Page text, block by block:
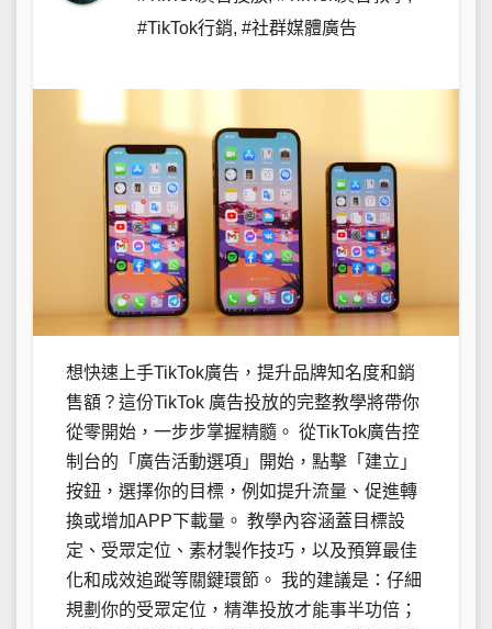
#TikTok行銷, #社群媒體廣告
想快速上手TikTok廣告，提升品牌知名度和銷
售額？這份TikTok 廣告投放的完整教學將帶你
從零開始，一步步掌握精髓。 從TikTok廣告控
制台的「廣告活動選項」開始，點擊「建立」
按鈕，選擇你的目標，例如提升流量、促進轉
換或增加APP下載量。 教學內容涵蓋目標設
定、受眾定位、素材製作技巧，以及預算最佳
化和成效追蹤等關鍵環節。 我的建議是：仔細
規劃你的受眾定位，精準投放才能事半功倍；